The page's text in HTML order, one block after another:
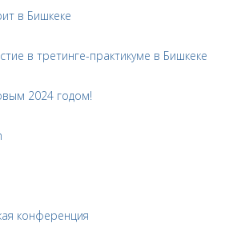
в Бишкеке
в третинге-практикуме в Бишкеке
2024 годом!
конференция